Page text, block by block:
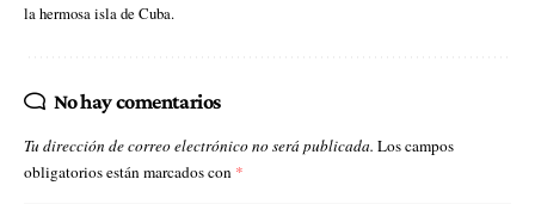
la hermosa isla de Cuba.
No hay comentarios
Tu dirección de correo electrónico no será publicada. Los campos
obligatorios están marcados con *